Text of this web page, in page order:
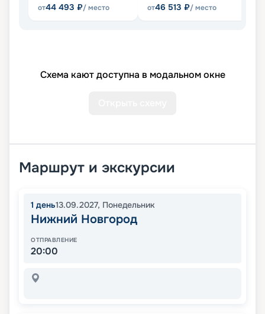
от44 493 ₽/ место
от46 513 ₽/ место
Схема кают доступна в модальном окне
Маршрут и экскурсии
1 день13.09.2027, Понедельник
Нижний Новгород
ОТПРАВЛЕНИЕ
20:00